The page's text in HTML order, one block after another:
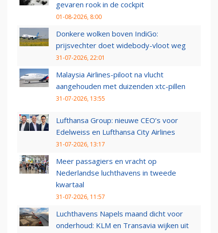
gevaren rook in de cockpit
01-08-2026, 8:00
Donkere wolken boven IndiGo:
prijsvechter doet widebody-vloot weg
31-07-2026, 22:01
Malaysia Airlines-piloot na vlucht
aangehouden met duizenden xtc-pillen
31-07-2026, 13:55
Lufthansa Group: nieuwe CEO’s voor
Edelweiss en Lufthansa City Airlines
31-07-2026, 13:17
Meer passagiers en vracht op
Nederlandse luchthavens in tweede
kwartaal
31-07-2026, 11:57
Luchthavens Napels maand dicht voor
onderhoud: KLM en Transavia wijken uit